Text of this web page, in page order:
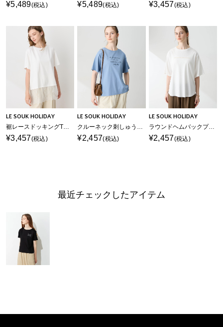
¥5,489(税込) ¥5,489(税込) ¥3,457(税込)
LE SOUK HOLIDAY
裾レースドッキングTシャツ【接触冷感】
¥3,457(税込)
LE SOUK HOLIDAY
クルーネック刺しゅうロゴTシャツ【接触冷感・吸水速乾】
¥2,457(税込)
LE SOUK HOLIDAY
ラウンドヘムバックプリントTシャツ【接触冷感・吸水速乾】
¥2,457(税込)
最近チェックしたアイテム